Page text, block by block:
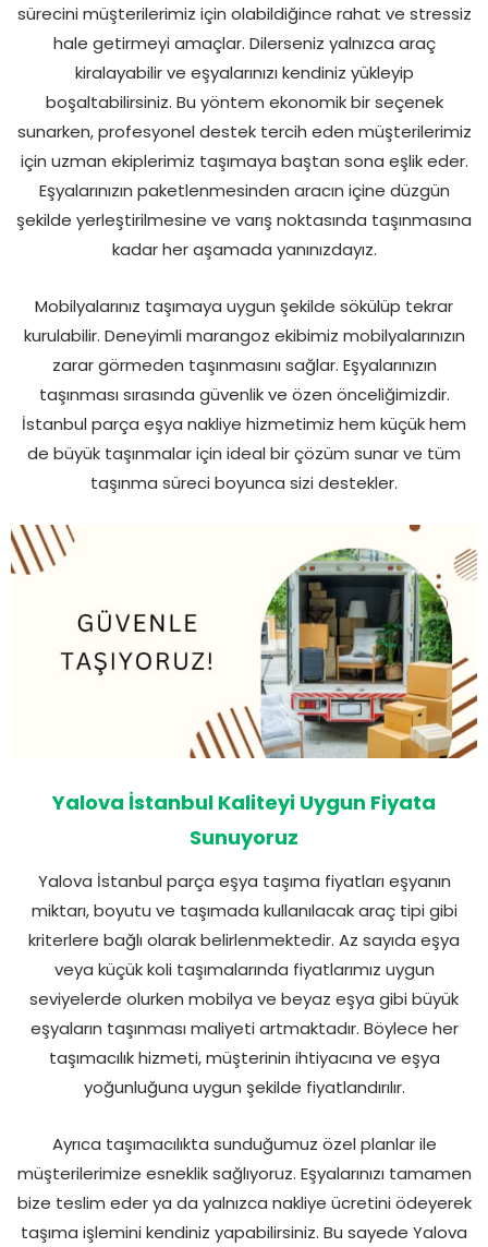
sürecini müşterilerimiz için olabildiğince rahat ve stressiz
hale getirmeyi amaçlar. Dilerseniz yalnızca araç
kiralayabilir ve eşyalarınızı kendiniz yükleyip
boşaltabilirsiniz. Bu yöntem ekonomik bir seçenek
sunarken, profesyonel destek tercih eden müşterilerimiz
için uzman ekiplerimiz taşımaya baştan sona eşlik eder.
Eşyalarınızın paketlenmesinden aracın içine düzgün
şekilde yerleştirilmesine ve varış noktasında taşınmasına
kadar her aşamada yanınızdayız.
Mobilyalarınız taşımaya uygun şekilde sökülüp tekrar
kurulabilir. Deneyimli marangoz ekibimiz mobilyalarınızın
zarar görmeden taşınmasını sağlar. Eşyalarınızın
taşınması sırasında güvenlik ve özen önceliğimizdir.
İstanbul parça eşya nakliye hizmetimiz hem küçük hem
de büyük taşınmalar için ideal bir çözüm sunar ve tüm
taşınma süreci boyunca sizi destekler.
Yalova İstanbul Kaliteyi Uygun Fiyata
Sunuyoruz
Yalova İstanbul parça eşya taşıma fiyatları eşyanın
miktarı, boyutu ve taşımada kullanılacak araç tipi gibi
kriterlere bağlı olarak belirlenmektedir. Az sayıda eşya
veya küçük koli taşımalarında fiyatlarımız uygun
seviyelerde olurken mobilya ve beyaz eşya gibi büyük
eşyaların taşınması maliyeti artmaktadır. Böylece her
taşımacılık hizmeti, müşterinin ihtiyacına ve eşya
yoğunluğuna uygun şekilde fiyatlandırılır.
Ayrıca taşımacılıkta sunduğumuz özel planlar ile
müşterilerimize esneklik sağlıyoruz. Eşyalarınızı tamamen
bize teslim eder ya da yalnızca nakliye ücretini ödeyerek
taşıma işlemini kendiniz yapabilirsiniz. Bu sayede Yalova